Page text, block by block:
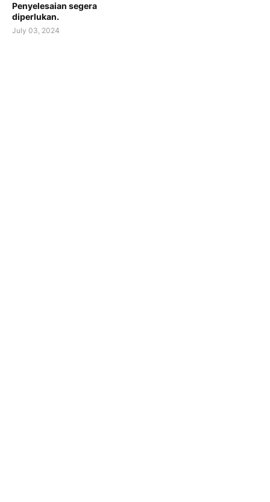
Penyelesaian segera
diperlukan.
July 03, 2024